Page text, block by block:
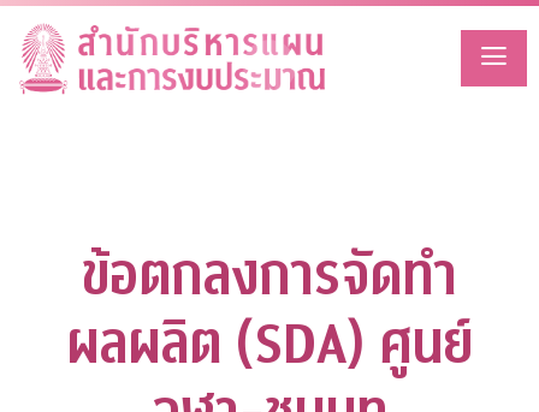
Skip
content
ข้อตกลงการจัดทำ
ผลผลิต (SDA) ศูนย์